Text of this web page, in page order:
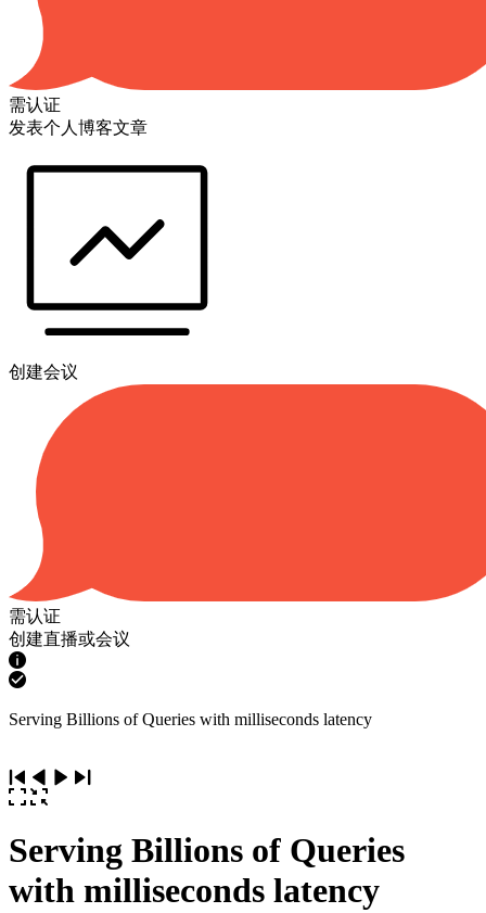
需认证
发表个人博客文章
创建会议
需认证
创建直播或会议
Serving Billions of Queries with milliseconds latency
Serving Billions of Queries
with milliseconds latency